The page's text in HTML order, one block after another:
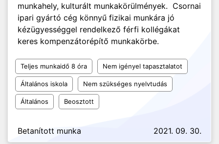
munkahely, kulturált munkakörülmények. Csornai
ipari gyártó cég könnyű fizikai munkára jó
kézügyességgel rendelkező férfi kollégákat
keres kompenzátorépítő munkakörbe.
Teljes munkaidő 8 óra Nem igényel tapasztalatot
Általános iskola Nem szükséges nyelvtudás
Általános Beosztott
Betanított munka 2021. 09. 30.